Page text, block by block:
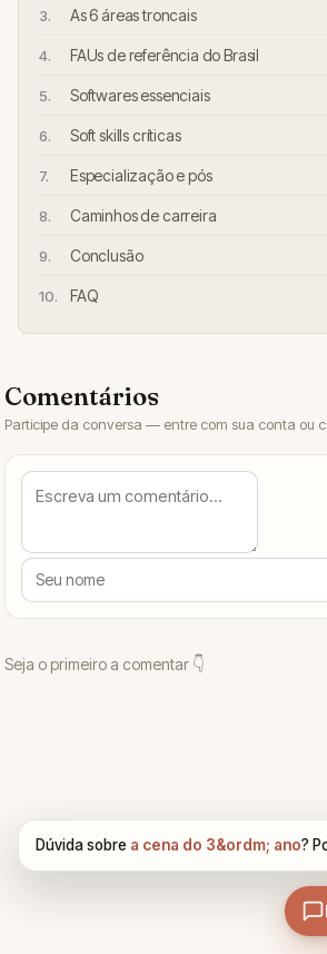
As 6 áreas troncais
FAUs de referência do Brasil
Softwares essenciais
Soft skills críticas
Especialização e pós
Caminhos de carreira
Conclusão
FAQ